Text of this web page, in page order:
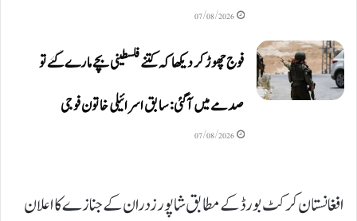
07/08/2026
فوج چھوڑ کر دیکھا کہ کتنے فلسطینی بچے مارے گئے تو
صدمے میں آگئی: سابق اسرائیلی خاتون فوجی
07/08/2026
افغانستان کرکٹ بورڈ کے مطابق شاپور زدران کے جنازے کا اعلان